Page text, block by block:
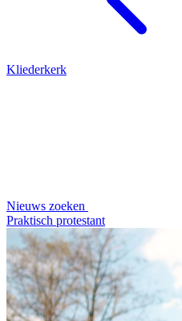
Kliederkerk
Nieuws zoeken
Praktisch protestant